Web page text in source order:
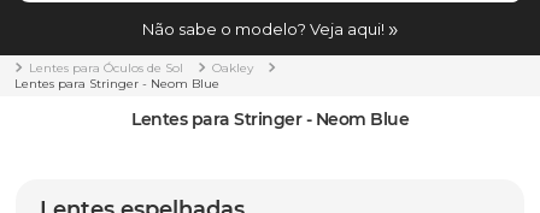
Não sabe o modelo? Veja aqui!
Lentes para Óculos de Sol
Oakley
Lentes para Stringer - Neom Blue
Lentes para Stringer - Neom Blue
TERMOS MAIS BUSCADOS
1º borrachas
holbrook